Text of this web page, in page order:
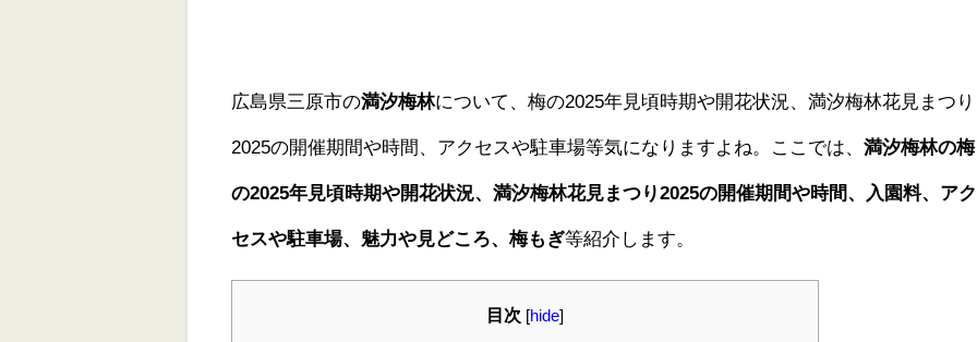
広島県三原市の満汐梅林について、梅の2025年見頃時期や開花状況、満汐梅林花見まつり
2025の開催期間や時間、アクセスや駐車場等気になりますよね。ここでは、満汐梅林の梅
の2025年見頃時期や開花状況、満汐梅林花見まつり2025の開催期間や時間、入園料、アク
セスや駐車場、魅力や見どころ、梅もぎ等紹介します。
目次 hide